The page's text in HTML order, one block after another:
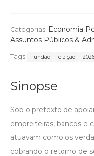
Categorias: Economia
Assuntos Públicos &
Tags: Fundão eleição 2026
Sinopse
Sob o pretexto de
empreiteiras, bancos e
atuavam como os
cobrando o retorno de